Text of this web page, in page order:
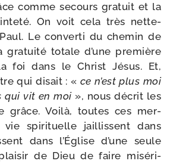
comme secours gra­tuit et la
On voit cela très net­te­
Le conver­ti du che­min de
gra­tui­té totale d’une pre­mière
foi dans le Christ Jésus. Et,
qui disait : « ce n’est plus moi
qui vit en moi », nous décrit les
grâce. Voilà, toutes ces mer­
spi­ri­tuelle jaillissent dans
dans l’Église d’une seule
de Dieu de faire misé­ri­